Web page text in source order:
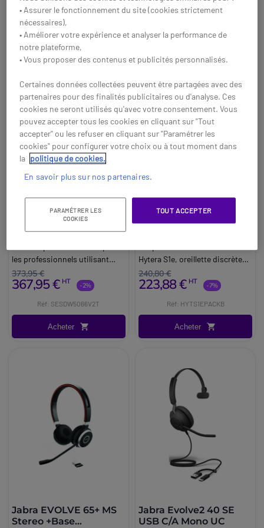
Réf: GNEVOL240CAMS
Acheter
Réf: GNB1500USB
EPOS IMPACT SDW
5066T EU/UK/AUS MS |
Casque téléphonique
Casque DECT sans fil double
les professionnels utilisant
plusieurs appareils, y compris
PC/téléphone. Certifié pour
373,95 €
367,95 € HT -2%
Réf: SESDW5066V2T
Acheter
Pack Radio Hytera S1e
Hytera S1e, oreillette discrète
cleyver, chargeur secteur USB
et câble USB-C pour une
240,80 €
223,88 € HT -7%
Réf: HYTS1EPACKB
Acheter
Jabra EVOLVE 65+ MS
Stereo +Base
Jabra Evolve2 40 SE
USB C/A Mono UC
• Assurer le fonctionnement du site (cookies strictement
nécessaires),
• Améliorer votre expérience et analyser la performance de
notre plateforme,
• Vous proposer des contenus et publicités personnalisés.
Certaines données collectées peuvent être partagées avec des
partenaires pour des finalités publicitaires ou d'analyse. Ces
cookies ne seront utilisés qu'avec votre consentement. Vous
pouvez accepter tous les cookies en cliquant sur "Tout
accepter" ou les refuser en cliquant sur "Paramétrer les
cookies" pour configurer votre choix ou à tout moment dans
la politique de cookies.
En savoir plus sur nos partenaires.
PARAMÉTRER LES
COOKIES
TOUT ACCEPTER